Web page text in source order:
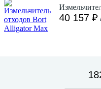
40 157 ₽